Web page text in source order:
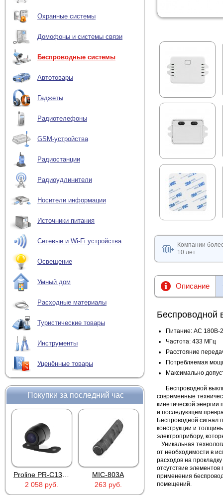
Охранные системы
Домофоны и системы связи
Беспроводные системы
Автотовары
Гаджеты
Радиотелефоны
GSM-устройства
Радиостанции
Радиоудлинители
Носители информации
Источники питания
Сетевые и Wi-Fi устройства
Освещение
Умный дом
Расходные материалы
Туристические товары
Инструменты
Уценённые товары
Покупки за последний час
2 058 руб.
MIC-803A
263 руб.
4PIN(п)/2RCA(м)+DJK-11(п)
386 руб.
Компании
10 лет
Описание
Беспроводной
Питание: AC 180В-
Частота: 433 МГц
Расстояние
Потребляемая
Максимально
Беспроводной
современные
кинетической
и последующем
Беспроводной сигнал
конструкции и
электроприбору,
Уникальная
от необходимости в
расходов на
отсутствие
применения
помещений.